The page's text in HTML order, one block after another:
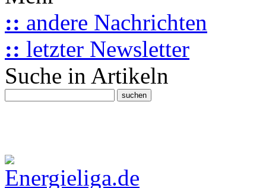
:: andere Nachrichten
:: letzter Newsletter
Suche in Artikeln